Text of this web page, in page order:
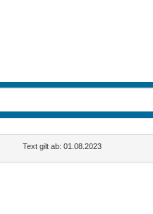
Text gilt ab: 01.08.2023